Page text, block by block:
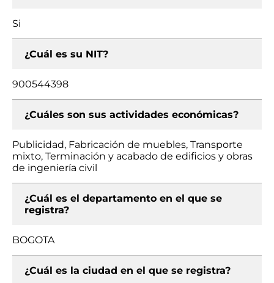
Si
¿Cuál es su NIT?
900544398
¿Cuáles son sus actividades económicas?
Publicidad, Fabricación de muebles, Transporte
mixto, Terminación y acabado de edificios y obras
de ingeniería civil
¿Cuál es el departamento en el que se
registra?
BOGOTA
¿Cuál es la ciudad en el que se registra?